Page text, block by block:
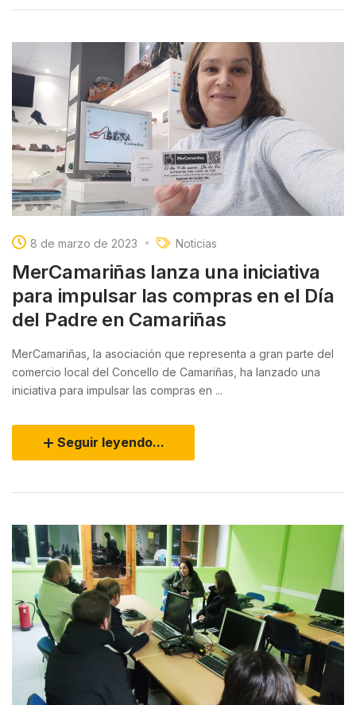
8 de marzo de 2023 Noticias
MerCamariñas lanza una iniciativa
para impulsar las compras en el Día
del Padre en Camariñas
MerCamariñas, la asociación que representa a gran parte del
comercio local del Concello de Camariñas, ha lanzado una
iniciativa para impulsar las compras en ...
Seguir leyendo...